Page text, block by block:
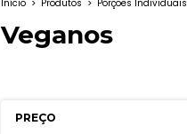
Início > Produtos > Porções Individuais
Veganos
PREÇO